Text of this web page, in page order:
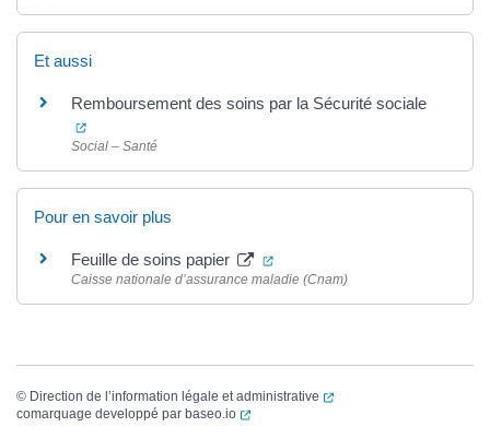
Et aussi
Remboursement des soins par la Sécurité sociale
(ouverture dans un nouvel onglet)
Social – Santé
Pour en savoir plus
Feuille de soins papier (ouverture dans un nouvel
Caisse nationale d’assurance maladie (Cnam)
© Direction de l’information légale et administrative
(ouverture dans un
comarquage developpé par baseo.io (ouverture dans un nouvel onglet)